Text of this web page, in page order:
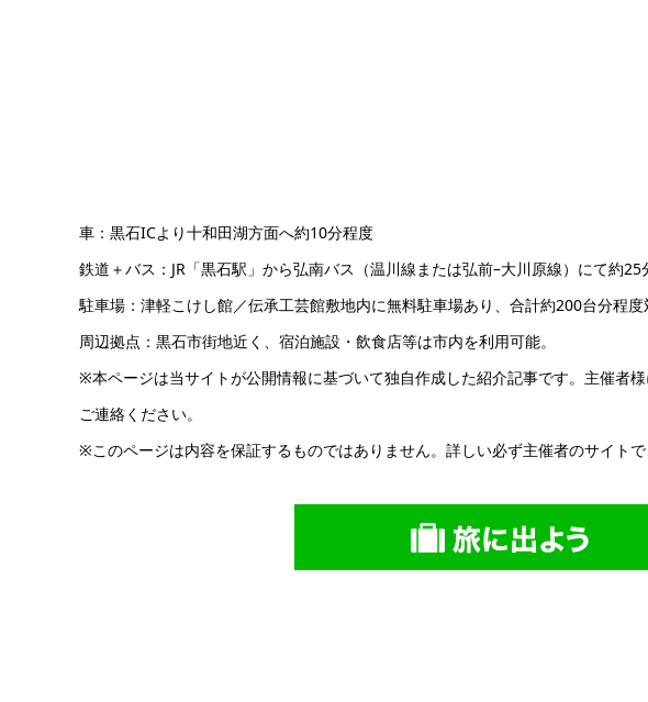
車：黒石ICより十和田湖方面へ約10分程度
鉄道＋バス：JR「黒石駅」から弘南バス（温川線または弘前–大川原線）にて約25
駐車場：津軽こけし館／伝承工芸館敷地内に無料駐車場あり、合計約200台分程
周辺拠点：黒石市街地近く、宿泊施設・飲食店等は市内を利用可能。
※本ページは当サイトが公開情報に基づいて独自作成した紹介記事です。主催者
ご連絡ください。
※このページは内容を保証するものではありません。詳しい必ず主催者のサイトで